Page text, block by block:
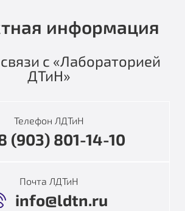
информация
с «Лабораторией
ДТиН»
Телефон ЛДТиН
(903) 801-14-10
Почта ЛДТиН
info@ldtn.ru